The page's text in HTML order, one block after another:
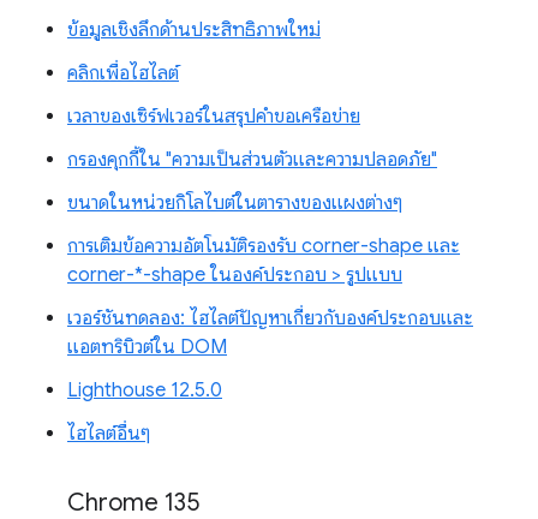
ข้อมูลเชิงลึกด้านประสิทธิภาพใหม่
คลิกเพื่อไฮไลต์
เวลาของเซิร์ฟเวอร์ในสรุปคำขอเครือข่าย
กรองคุกกี้ใน "ความเป็นส่วนตัวและความปลอดภัย"
ขนาดในหน่วยกิโลไบต์ในตารางของแผงต่างๆ
การเติมข้อความอัตโนมัติรองรับ corner-shape และ
corner-*-shape ในองค์ประกอบ > รูปแบบ
เวอร์ชันทดลอง: ไฮไลต์ปัญหาเกี่ยวกับองค์ประกอบและ
แอตทริบิวต์ใน DOM
Lighthouse 12.5.0
ไฮไลต์อื่นๆ
Chrome 135